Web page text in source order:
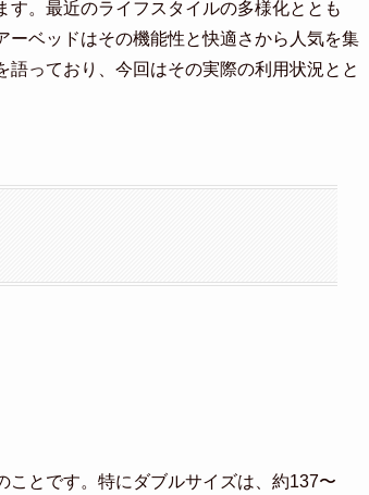
。最近のライフスタイルの多様化ととも
ーベッドはその機能性と快適さから人気を集
っており、今回はその実際の利用状況とと
ことです。特にダブルサイズは、約137〜